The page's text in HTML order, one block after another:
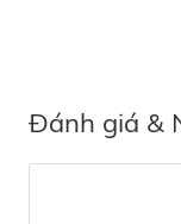
Đánh giá &